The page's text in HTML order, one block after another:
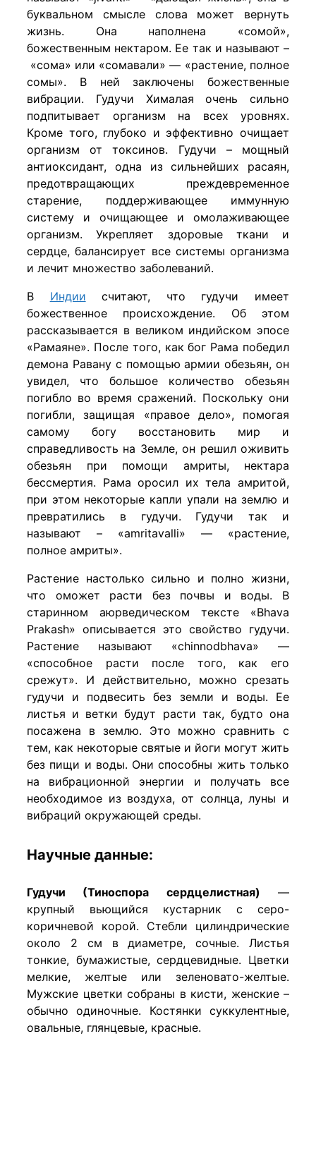
буквальном смысле слова может вернуть
жизнь. Она наполнена «сомой»,
божественным нектаром. Ее так и называют –
«сома» или «сомавали» — «растение, полное
сомы». В ней заключены божественные
вибрации. Гудучи Хималая очень сильно
подпитывает организм на всех уровнях.
Кроме того, глубоко и эффективно очищает
организм от токсинов. Гудучи – мощный
антиоксидант, одна из сильнейших расаян,
предотвращающих преждевременное
старение, поддерживающее иммунную
систему и очищающее и омолаживающее
организм. Укрепляет здоровые ткани и
сердце, балансирует все системы организма
и лечит множество заболеваний.
В Индии считают, что гудучи имеет
божественное происхождение. Об этом
рассказывается в великом индийском эпосе
«Рамаяне». После того, как бог Рама победил
демона Равану с помощью армии обезьян, он
увидел, что большое количество обезьян
погибло во время сражений. Поскольку они
погибли, защищая «правое дело», помогая
самому богу восстановить мир и
справедливость на Земле, он решил оживить
обезьян при помощи амриты, нектара
бессмертия. Рама оросил их тела амритой,
при этом некоторые капли упали на землю и
превратились в гудучи. Гудучи так и
называют – «amritavalli» — «растение,
полное амриты».
Растение настолько сильно и полно жизни,
что оможет расти без почвы и воды. В
старинном аюрведическом тексте «Bhava
Prakash» описывается это свойство гудучи.
Растение называют «chinnodbhava» —
«способное расти после того, как его
срежут». И действительно, можно срезать
гудучи и подвесить без земли и воды. Ее
листья и ветки будут расти так, будто она
посажена в землю. Это можно сравнить с
тем, как некоторые святые и йоги могут жить
без пищи и воды. Они способны жить только
на вибрационной энергии и получать все
необходимое из воздуха, от солнца, луны и
вибраций окружающей среды.
Научные данные:
Гудучи (Тиноспора сердцелистная) —
крупный вьющийся кустарник с серо-
коричневой корой. Стебли цилиндрические
около 2 см в диаметре, сочные. Листья
тонкие, бумажистые, сердцевидные. Цветки
мелкие, желтые или зеленовато-желтые.
Мужские цветки собраны в кисти, женские –
обычно одиночные. Костянки суккулентные,
овальные, глянцевые, красные.